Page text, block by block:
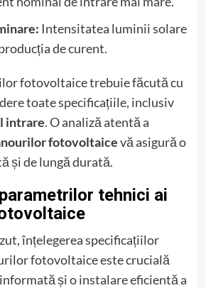
Intensitatea luminii solare
de curent.
fotovoltaice trebuie făcută cu
toate specificațiile, inclusiv
intrare. O analiză atentă a
fotovoltaicevă asigură o
și de lungă durată.
tehnici ai
înțelegerea specificațiilor
fotovoltaice este crucială
și o instalare eficientă a